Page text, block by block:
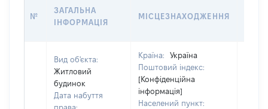
№
ЗАГАЛЬНА
ІНФОРМАЦІЯ
МІСЦЕЗНАХОДЖЕННЯ
Вид об'єкта:
Житловий
будинок
Дата набуття
права:
Країна:
Україна
Поштовий індекс:
[Конфіденційна
інформація]
Населений пункт: